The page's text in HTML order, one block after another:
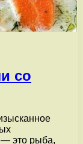
со
— это рыба,